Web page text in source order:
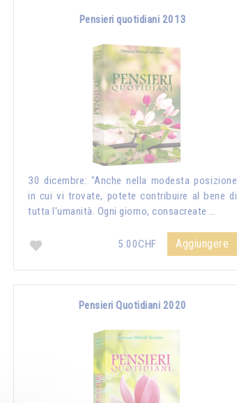
Pensieri quotidiani 2013
30 dicembre: "Anche nella modesta posizione
in cui vi trovate, potete contribuire al bene di
tutta l'umanità. Ogni giorno, consacreate …
5.00CHF Aggiungere
Pensieri Quotidiani 2020